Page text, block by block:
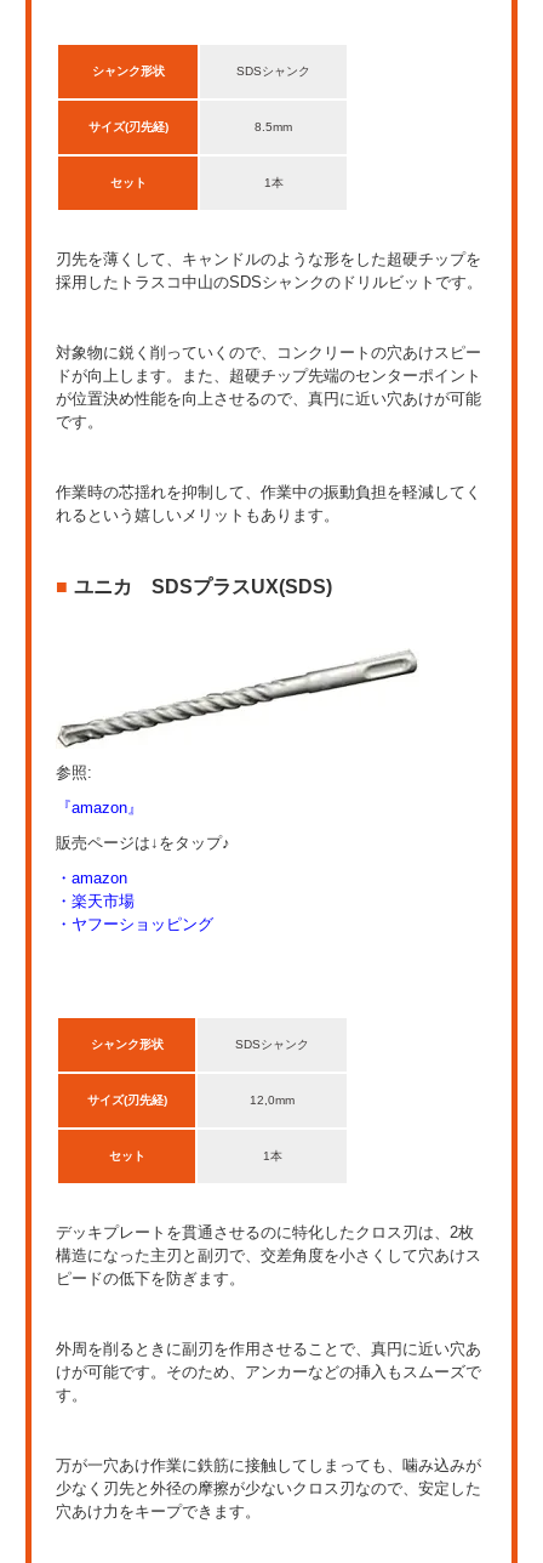
シャンク形状 SDSシャンク
サイズ(刃先経) 8.5mm
セット 1本
刃先を薄くして、キャンドルのような形をした超硬チップを
採用したトラスコ中山のSDSシャンクのドリルビットです。
対象物に鋭く削っていくので、コンクリートの穴あけスピー
ドが向上します。また、超硬チップ先端のセンターポイント
が位置決め性能を向上させるので、真円に近い穴あけが可能
です。
作業時の芯揺れを抑制して、作業中の振動負担を軽減してく
れるという嬉しいメリットもあります。
ユニカ SDSプラスUX(SDS)
参照:
『amazon』
販売ページは↓をタップ♪
・amazon
・楽天市場
・ヤフーショッピング
シャンク形状 SDSシャンク
サイズ(刃先経) 12,0mm
セット 1本
デッキプレートを貫通させるのに特化したクロス刃は、2枚
構造になった主刃と副刃で、交差角度を小さくして穴あけス
ピードの低下を防ぎます。
外周を削るときに副刃を作用させることで、真円に近い穴あ
けが可能です。そのため、アンカーなどの挿入もスムーズで
す。
万が一穴あけ作業に鉄筋に接触してしまっても、噛み込みが
少なく刃先と外径の摩擦が少ないクロス刃なので、安定した
穴あけ力をキープできます。